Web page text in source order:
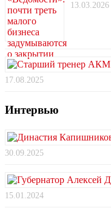
13.03.2026
17.08.2025
Интервью
30.09.2025
15.01.2024